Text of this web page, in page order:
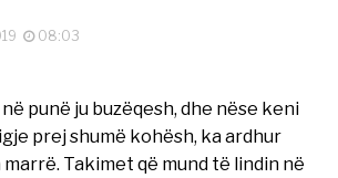
08:03
punë ju buzëqesh, dhe nëse keni
prej shumë kohësh, ka ardhur
Takimet që mund të lindin në